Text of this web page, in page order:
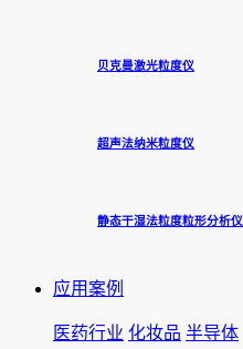
贝克曼激光粒度仪
超声法纳米粒度仪
静态干湿法粒度粒形分析仪
应用案例
医药行业 化妆品 半导体